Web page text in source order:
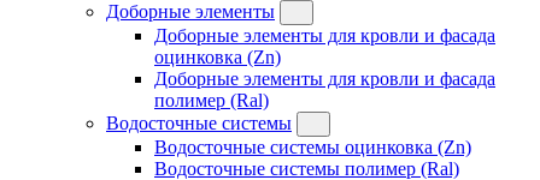
Доборные элементы
Доборные элементы для кровли и фасада
оцинковка (Zn)
Доборные элементы для кровли и фасада
полимер (Ral)
Водосточные системы
Водосточные системы оцинковка (Zn)
Водосточные системы полимер (Ral)